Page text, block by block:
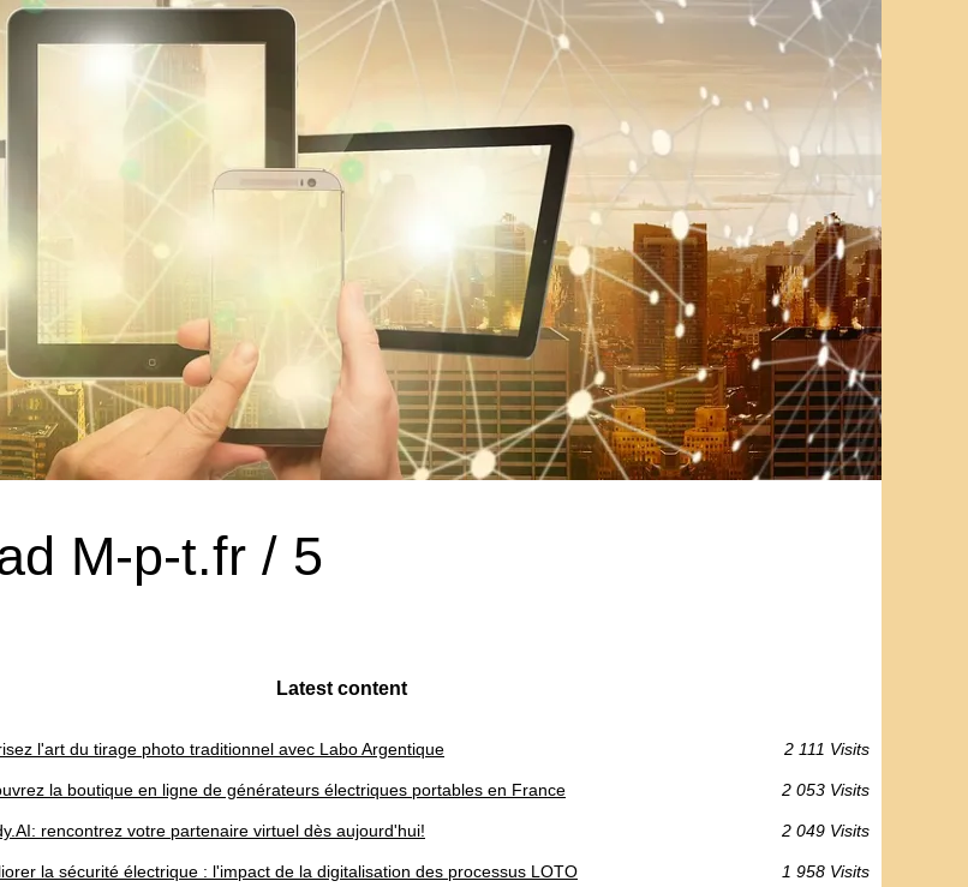
M-p-t.fr / 5
Latest content
l'art du tirage photo traditionnel avec Labo Argentique 2 111 Visits
la boutique en ligne de générateurs électriques portables en France 2 053 Visits
rencontrez votre partenaire virtuel dès aujourd'hui! 2 049 Visits
la sécurité électrique : l'impact de la digitalisation des processus LOTO 1 958 Visits